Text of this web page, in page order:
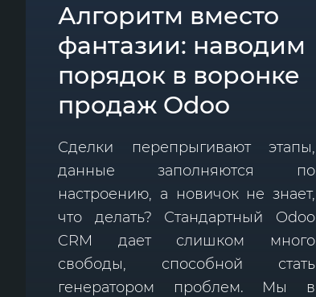
Алгоритм вместо
фантазии: наводим
порядок в воронке
продаж Odoo
Сделки перепрыгивают этапы,
данные заполняются по
настроению, а новичок не знает,
что делать? Стандартный Odoo
CRM дает слишком много
свободы, способной стать
генератором проблем. Мы в